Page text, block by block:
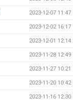
2023-12-07 11:47
2023-12-02 16:17
2023-12-01 12:14
2023-11-28 12:49
2023-11-27 10:21
2023-11-20 10:42
2023-11-16 12:30